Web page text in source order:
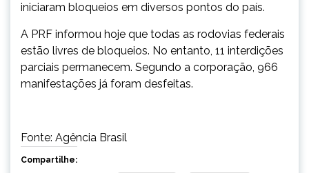
iniciaram bloqueios em diversos pontos do país.
A PRF informou hoje que todas as rodovias federais
estão livres de bloqueios. No entanto, 11 interdições
parciais permanecem. Segundo a corporação, 966
manifestações já foram desfeitas.
Fonte: Agência Brasil
Compartilhe: